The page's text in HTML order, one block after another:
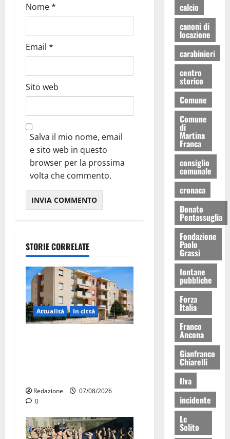
Nome*
Email *
Sito web
Salva il mio nome, email
e sito web in questo
browser per la prossima
volta che commento.
STORIE CORRELATE
Attualità In città
Redazione
07/08/2026
0
calcio
canoni di
locazione
carabinieri
centro
storico
Comune
Comune
di
Martina
Franca
consiglio
comunale
cronaca
Donato
Pentassuglia
Fondazione
Paolo
Grassi
fontane
pubbliche
Forza
Italia
Franco
Ancona
Gianfranco
Chiarelli
Ilva
incidente
Lc
Solito